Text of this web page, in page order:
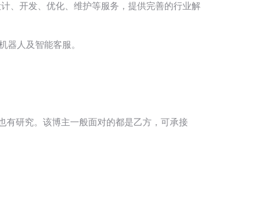
、开发、优化、维护等服务，提供完善的行业解
器人及智能客服。
有研究。该博主一般面对的都是乙方，可承接